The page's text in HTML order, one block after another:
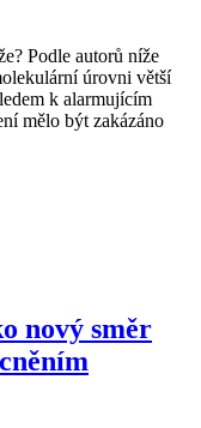
Podle autorů níže
úrovni větší
k alarmujícím
mělo být zakázáno
nový směr